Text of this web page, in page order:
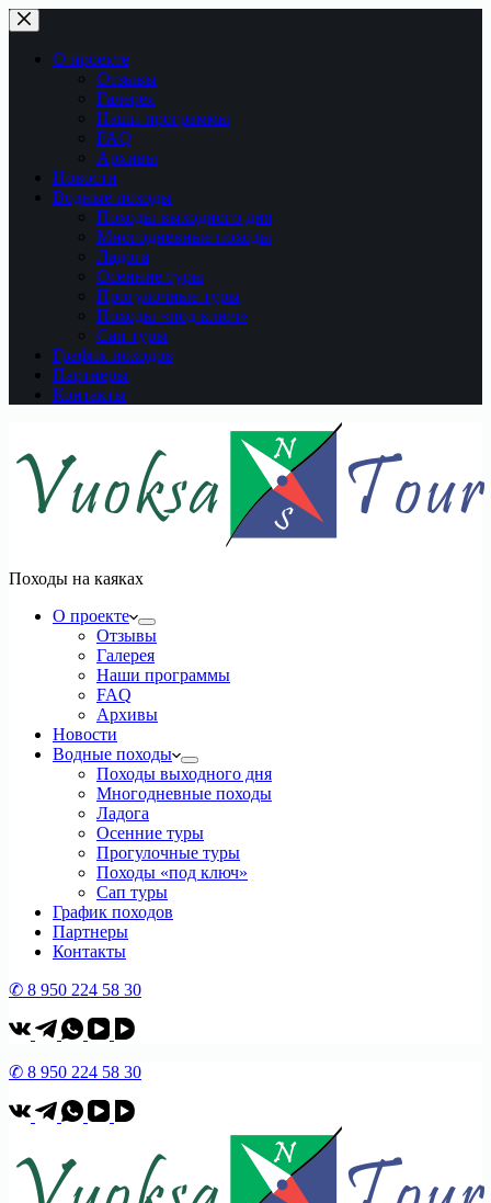
Перейти
к
сути
О проекте
Отзывы
Галерея
Наши программы
FAQ
Архивы
Новости
Водные походы
Походы выходного дня
Многодневные походы
Ладога
Осенние туры
Прогулочные туры
Походы «под ключ»
Сап туры
График походов
Партнеры
Контакты
Походы на каяках
О проекте
Отзывы
Галерея
Наши программы
FAQ
Архивы
Новости
Водные походы
Походы выходного дня
Многодневные походы
Ладога
Осенние туры
Прогулочные туры
Походы «под ключ»
Сап туры
График походов
Партнеры
Контакты
✆ 8 950 224 58 30
✆ 8 950 224 58 30